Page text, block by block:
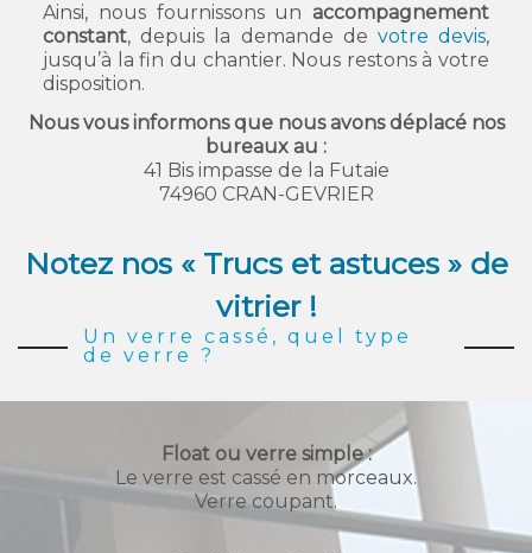
Ainsi, nous fournissons un accompagnement
constant, depuis la demande de votre devis,
jusqu’à la fin du chantier. Nous restons à votre
disposition.
Nous vous informons que nous avons déplacé nos
bureaux au :
41 Bis impasse de la Futaie
74960 CRAN-GEVRIER
Notez nos « Trucs et astuces » de
vitrier !
Un verre cassé, quel type
de verre ?
Float ou verre simple :
Le verre est cassé en morceaux.
Verre coupant.